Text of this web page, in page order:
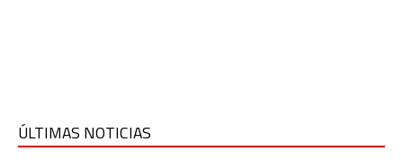
ÚLTIMAS NOTICIAS